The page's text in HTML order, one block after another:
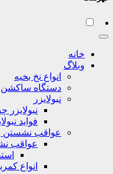
خانه
وبلاگ
انواع نخ بخیه
دستگاه ساکشن
نبولایزر
فواید
عواقب نشستن
عواقب
انواع